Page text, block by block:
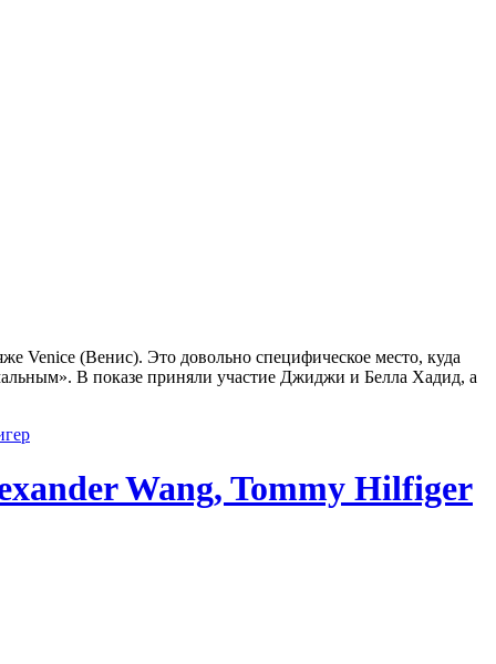
Venice (Венис). Это довольно специфическое место, куда
В показе приняли участие Джиджи и Белла Хадид, а
Wang, Tommy Hilfiger